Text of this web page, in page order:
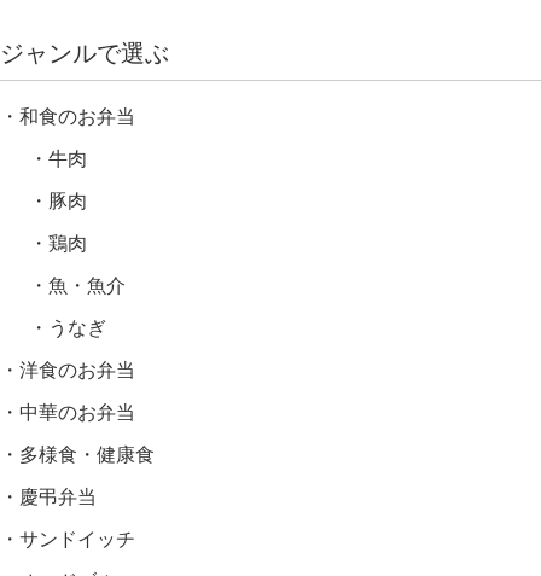
ジャンルで選ぶ
和食のお弁当
牛肉
豚肉
鶏肉
魚・魚介
うなぎ
洋食のお弁当
中華のお弁当
多様食・健康食
慶弔弁当
サンドイッチ